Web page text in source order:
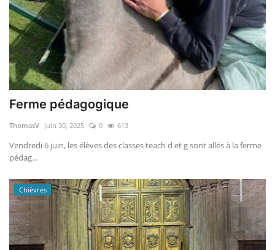
Ferme pédagogique
ThomasV Juin 30, 2025 0 613
Vendredi 6 juin, les élèves des classes teach d et g sont allés à la ferme
pédag...
Chièvres